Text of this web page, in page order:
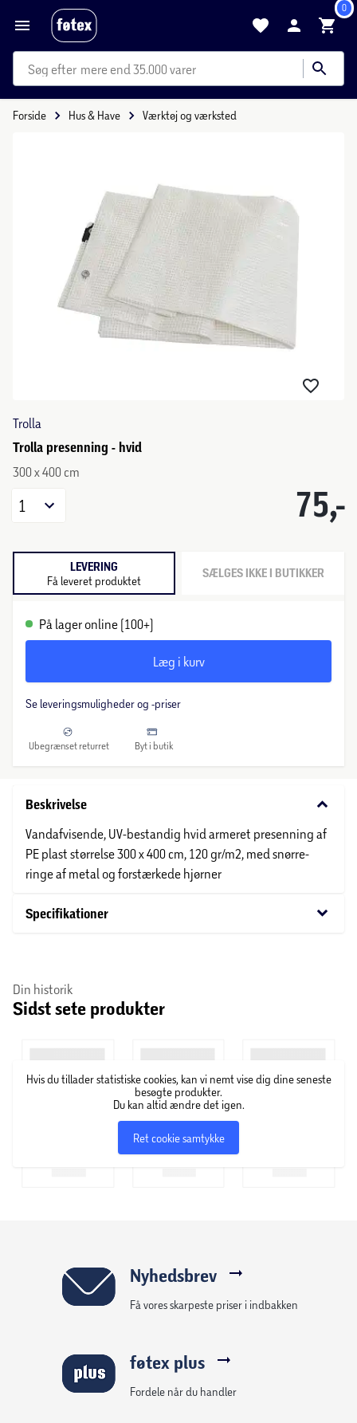
0
mere end 35.000 varer
Forside Hus & Have Værktøj og værksted
Trolla
Trolla presenning - hvid
300 x 400 cm
75,-
1
LEVERING
Få leveret produktet SÆLGES IKKE I BUTIKKER
På lager online (100+)
Læg i kurv
Se leveringsmuligheder og -priser
Ubegrænset returret Byt i butik
Beskrivelse keyboard_arrow_down
Vandafvisende, UV-bestandig hvid armeret presenning af
PE plast størrelse 300 x 400 cm, 120 gr/m2, med snørre-
ringe af metal og forstærkede hjørner
Specifikationer keyboard_arrow_down
Din historik
Sidst sete produkter
Hvis du tillader statistiske cookies, kan vi nemt vise dig dine seneste
besøgte produkter.
Du kan altid ændre det igen.
Ret cookie samtykke
Nyhedsbrev
Få vores skarpeste priser i indbakken
føtex plus
Fordele når du handler